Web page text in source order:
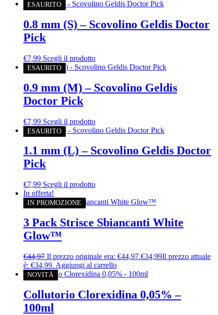
ESAURITO
0.8 mm (S) – Scovolino Geldis Doctor
Pick
€7,99 Scegli il prodotto
ESAURITO
0.9 mm (M) – Scovolino Geldis
Doctor Pick
€7,99 Scegli il prodotto
ESAURITO
1.1 mm (L) – Scovolino Geldis Doctor
Pick
€7,99 Scegli il prodotto
In offerta!
IN PROMOZIONE
3 Pack Strisce Sbiancanti White
Glow™
€44,97 Il prezzo originale era: €44,97.€34,99Il prezzo attuale
è: €34,99. Aggiungi al carrello
NOVITÀ
Collutorio Clorexidina 0,05% –
100ml